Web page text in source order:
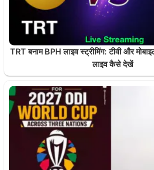
TRT बनाम BPH लाइव स्ट्रीमिंग: टीवी और
लाइव कैसे देखें